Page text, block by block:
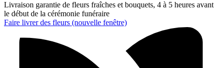
Livraison garantie de fleurs fraîches et bouquets, 4 à 5 heures avant
le début de la cérémonie funéraire
Faire livrer des fleurs (nouvelle fenêtre)